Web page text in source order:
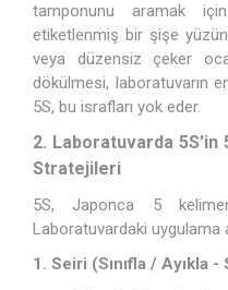
tamponunu aramak
etiketlenmiş bir şişe
veya düzensiz çeker
dökülmesi, laboratuvarın
5S, bu israfları yok eder.
2. Laboratuvarda 5S'in
Stratejileri
5S, Japonca 5
Laboratuvardaki uygulama
1. Seiri (Sınıfla / Ayıkla